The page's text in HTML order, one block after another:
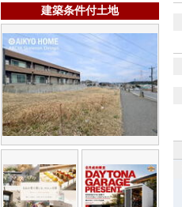
建築条件付土地